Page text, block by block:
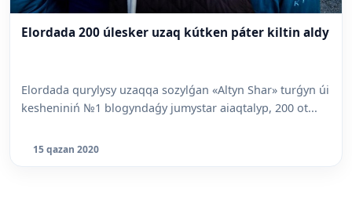
Elordada 200 úlesker uzaq kútken páter kiltin aldy
Elordada qurylysy uzaqqa sozylǵan «Altyn Shar» turǵyn úi
kesheniniń №1 blogyndaǵy jumystar aiaqtalyp, 200 ot...
15 qazan 2020